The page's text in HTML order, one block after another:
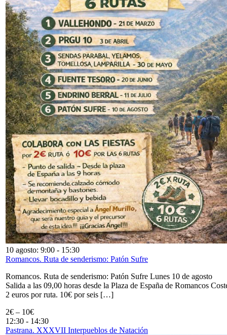
10 agosto: 9:00 - 15:30
Romancos. Ruta de senderismo: Patón Sufre
Romancos. Ruta de senderismo: Patón Sufre Lunes 10 de agosto
Salida a las 09,00 horas desde la Plaza de España de Romancos
2 euros por ruta. 10€ por seis […]
2€ – 10€
12:30 - 14:30
Pastrana. XXXVII Interpueblos de Natación